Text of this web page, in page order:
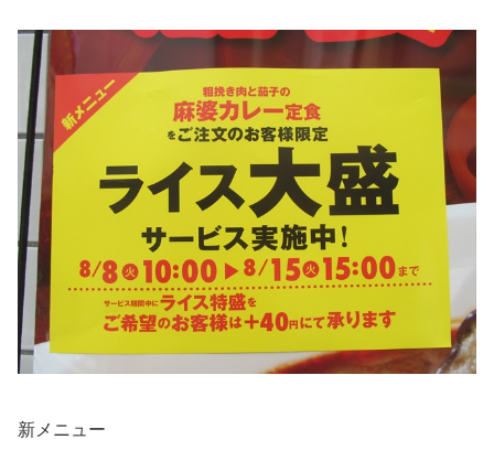
新メニュー